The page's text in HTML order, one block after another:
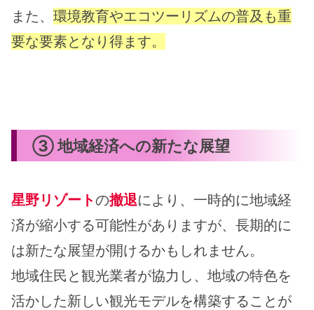
また、 環境教育やエコツーリズムの普及も重
要な要素となり得ます。
③ 地域経済への新たな展望
星野リゾートの撤退により、一時的に地域経
済が縮小する可能性がありますが、長期的に
は新たな展望が開けるかもしれません。
地域住民と観光業者が協力し、地域の特色を
活かした新しい観光モデルを構築することが